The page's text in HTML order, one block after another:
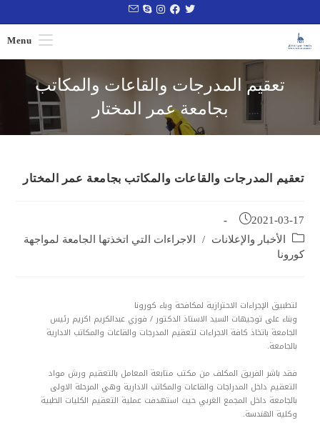
Menu
تعقيم المدرجات والقاعات والمكاتب
بجامعة عمر المختار
تعقيم المدرجات والقاعات والمكاتب بجامعة عمر المختار
2021-03-17
الأخبار والإعلانات
/
الاجراءات التي اتخذتها الجامعة لمواجهة
كورونا
لتطبيق الإجراءات الاحترازية لمكافحة وباء كورونا
وبناء على توجيهات السيد الاستاذ الدكتور / فوزي عبدالكريم اكريم رئيس
الجامعة باتخاذ كافة الاجراءات لتعقيم المدرجات والقاعات والمكاتب الادارية
بالجامعة.
فقد باشر الفريق المكلف من مكتب متابعة المعامل بالتعقيم ورش مواد
التعقيم داخل المدراجات والقاعات والمكاتب الادارية وهي المرحلة الاولى
بالجامعة داخل المجمع الغربي حيث استهدفت عملية التعقيم الكليات الطبية
وكلية الهندسة.